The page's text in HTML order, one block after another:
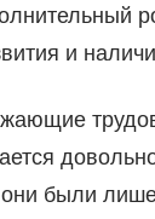
и
были